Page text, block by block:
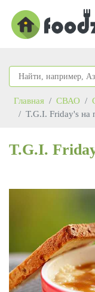
Главная СВАО
T.G.I. Friday's на
T.G.I.